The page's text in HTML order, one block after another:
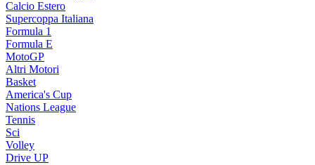
Calcio Estero
Supercoppa Italiana
Formula 1
Formula E
MotoGP
Altri Motori
Basket
America's Cup
Nations League
Tennis
Sci
Volley
Drive UP